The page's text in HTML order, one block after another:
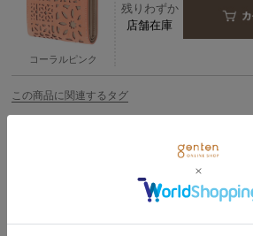
コーラルピンク
残りわずか
店舗在庫
この商品に関連するタグ
＃折り財布 牛革
＃折り財布 小銭入れ